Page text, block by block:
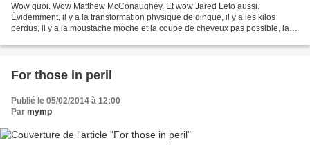
Wow quoi. Wow Matthew McConaughey. Et wow Jared Leto aussi.
Évidemment, il y a la transformation physique de dingue, il y a les kilos
perdus, il y a la moustache moche et la coupe de cheveux pas possible, la
For those in peril
Publié le 05/02/2014 à 12:00
Par mymp